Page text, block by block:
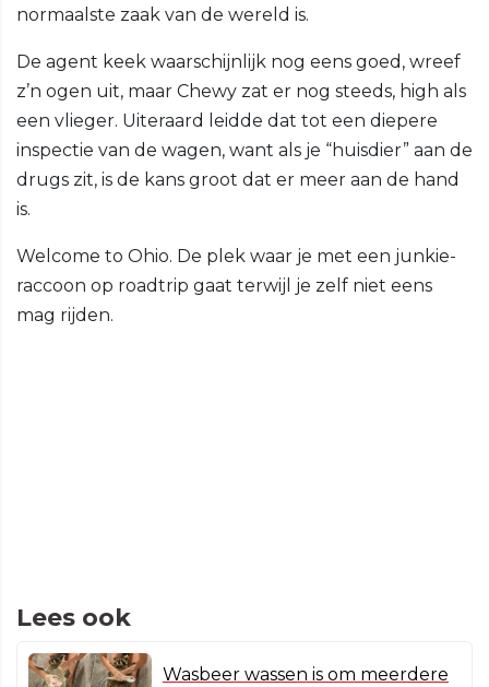
normaalste zaak van de wereld is.
De agent keek waarschijnlijk nog eens goed, wreef
z’n ogen uit, maar Chewy zat er nog steeds, high als
een vlieger. Uiteraard leidde dat tot een diepere
inspectie van de wagen, want als je “huisdier” aan de
drugs zit, is de kans groot dat er meer aan de hand
is.
Welcome to Ohio. De plek waar je met een junkie-
raccoon op roadtrip gaat terwijl je zelf niet eens
mag rijden.
Lees ook
Wasbeer wassen is om meerdere